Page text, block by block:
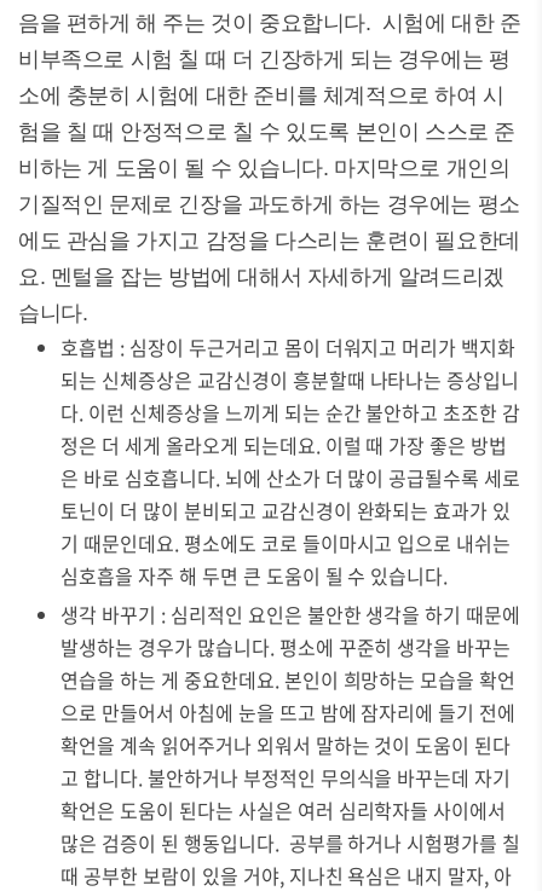
음을 편하게 해 주는 것이 중요합니다. 시험에 대한 준
비부족으로 시험 칠 때 더 긴장하게 되는 경우에는 평
소에 충분히 시험에 대한 준비를 체계적으로 하여 시
험을 칠 때 안정적으로 칠 수 있도록 본인이 스스로 준
비하는 게 도움이 될 수 있습니다. 마지막으로 개인의
기질적인 문제로 긴장을 과도하게 하는 경우에는 평소
에도 관심을 가지고 감정을 다스리는 훈련이 필요한데
요. 멘털을 잡는 방법에 대해서 자세하게 알려드리겠
습니다.
호흡법 : 심장이 두근거리고 몸이 더워지고 머리가 백지화
되는 신체증상은 교감신경이 흥분할때 나타나는 증상입니
다. 이런 신체증상을 느끼게 되는 순간 불안하고 초조한 감
정은 더 세게 올라오게 되는데요. 이럴 때 가장 좋은 방법
은 바로 심호흡니다. 뇌에 산소가 더 많이 공급될수록 세로
토닌이 더 많이 분비되고 교감신경이 완화되는 효과가 있
기 때문인데요. 평소에도 코로 들이마시고 입으로 내쉬는
심호흡을 자주 해 두면 큰 도움이 될 수 있습니다.
생각 바꾸기 : 심리적인 요인은 불안한 생각을 하기 때문에
발생하는 경우가 많습니다. 평소에 꾸준히 생각을 바꾸는
연습을 하는 게 중요한데요. 본인이 희망하는 모습을 확언
으로 만들어서 아침에 눈을 뜨고 밤에 잠자리에 들기 전에
확언을 계속 읽어주거나 외워서 말하는 것이 도움이 된다
고 합니다. 불안하거나 부정적인 무의식을 바꾸는데 자기
확언은 도움이 된다는 사실은 여러 심리학자들 사이에서
많은 검증이 된 행동입니다. 공부를 하거나 시험평가를 칠
때 공부한 보람이 있을 거야, 지나친 욕심은 내지 말자, 아